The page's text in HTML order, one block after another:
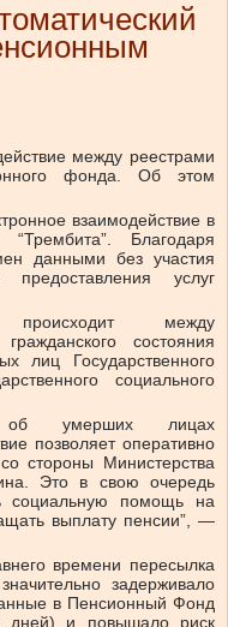
между реестрами
фонда. Об этом
взаимодействие в
Благодаря
данными без участия
услуг
происходит между
состояния
лиц Государственного
социального
об умерших лицах
позволяет оперативно
стороны Министерства
Это в свою очередь
социальную помощь на
выплату пенсии”, —
времени пересылка
задерживало
в Пенсионный Фонд
дней) и повышало риск